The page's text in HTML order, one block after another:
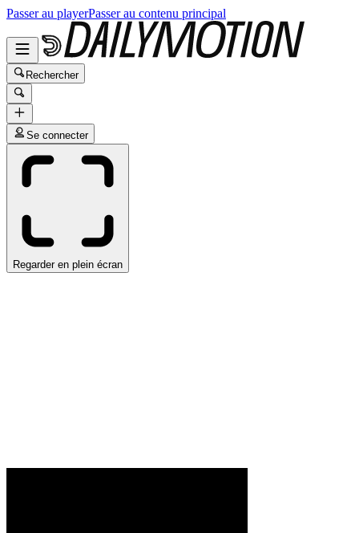
Passer au playerPasser au contenu principal
Rechercher
Se connecter
Regarder en plein écran